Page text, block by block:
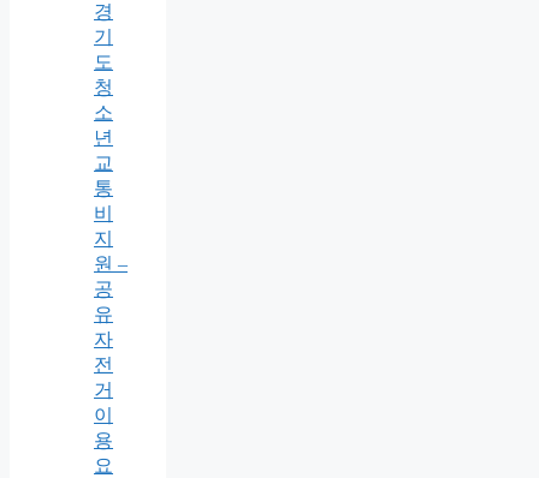
경
기
도
청
소
년
교
통
비
지
원 –
공
유
자
전
거
이
용
요